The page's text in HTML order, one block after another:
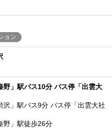
ョン
野」駅バス10分 バス停「出雲大
沢」駅バス9分 バス停「出雲大社
野」駅徒歩26分